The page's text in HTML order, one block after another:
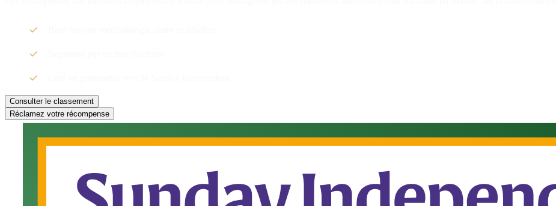
Consulter le classement
Réclamez votre récompense